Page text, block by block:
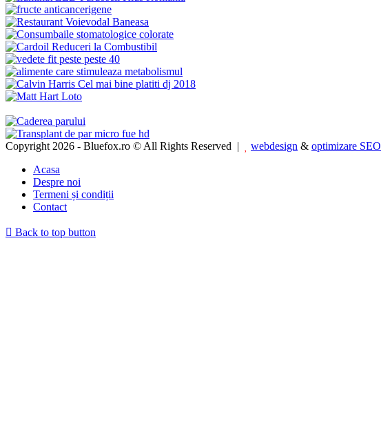
Copyright 2026 - Bluefox.ro © All Rights Reserved | webdesign & optimizare SEO
Acasa
Despre noi
Termeni și condiții
Contact
Back to top button